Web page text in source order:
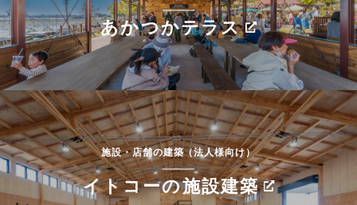
あかつかテラス
施設・店舗の建築（法人様向け）
イトコーの施設建築